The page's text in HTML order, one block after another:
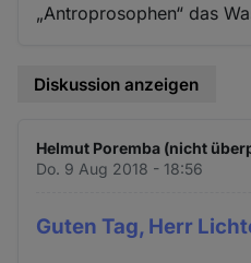
„Antroprosophen“ das
Diskussion anzeigen
Helmut Poremba (nicht
Do. 9 Aug 2018 - 18:56
Guten Tag, Herr